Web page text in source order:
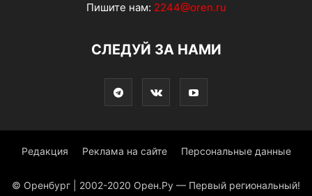
Пишите нам: 2244@oren.ru
СЛЕДУЙ ЗА НАМИ
Редакция Реклама на сайте Персональные данные
© Оренбург | 2002-2020 Орен.Ру — Первый региональный!